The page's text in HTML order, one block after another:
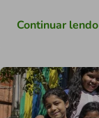
Continuar lendo